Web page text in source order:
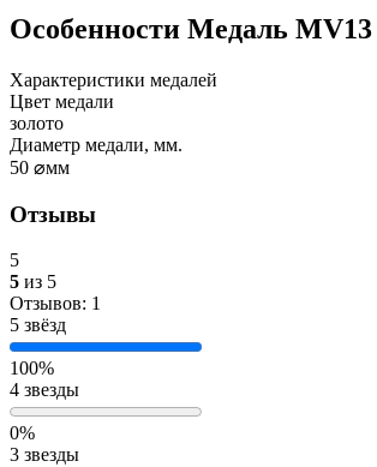
Особенности Медаль MV13
Характеристики медалей
Цвет медали
золото
Диаметр медали, мм.
50 ⌀мм
Отзывы
5
5 из 5
Отзывов: 1
5 звёзд
100%
4 звезды
0%
3 звезды